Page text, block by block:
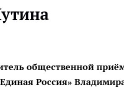
общественной
Россия»